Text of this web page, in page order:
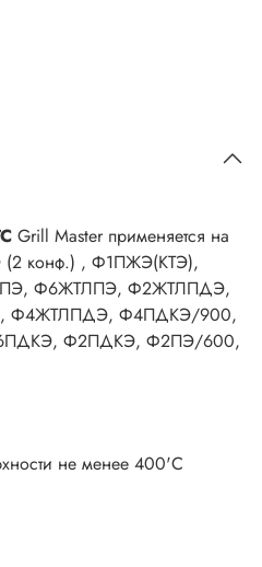
Grill Master применяется на
(2 конф.) , Ф1ПЖЭ(КТЭ),
Ф6ЖТЛПЭ, Ф2ЖТЛПДЭ,
Ф4ЖТЛПДЭ, Ф4ПДКЭ/900,
Ф2ПДКЭ, Ф2ПЭ/600,
не менее 400'С